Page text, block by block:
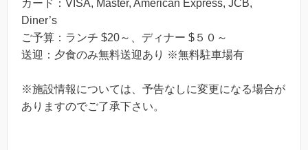
カード：VISA, Master, American Express, JCB,
Diner’s
ご予算：ランチ $20～、ディナー $５０～
送迎：夕食のみ無料送迎あり ※無料駐車場有
※施設情報については、予告なしに変更になる場合が
ありますのでご了承下さい。